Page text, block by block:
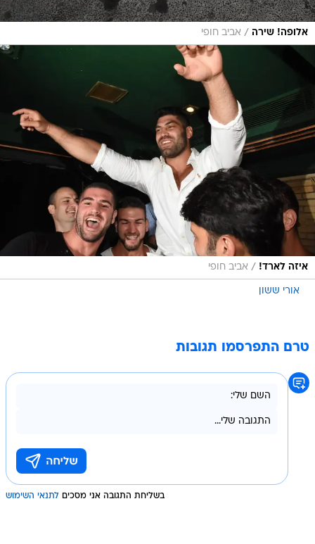
אלופה! שירה / אביב חופי
איזה לארד! / אביב חופי
אורי ששון
טרם התפרסמו תגובות
בשליחת התגובה אני מסכים לתנאי השימוש